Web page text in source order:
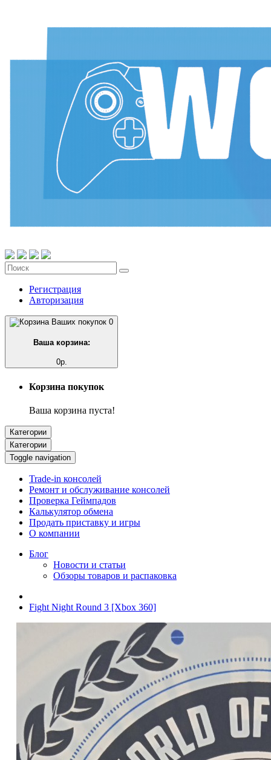
Регистрация
Авторизация
0
Ваша корзина:
0р.
Корзина покупок
Ваша корзина пуста!
Категории
Категории
Toggle navigation
Trade-in консолей
Ремонт и обслуживание консолей
Проверка Геймпадов
Калькулятор обмена
Продать приставку и игры
О компании
Блог
Новости и статьи
Обзоры товаров и распаковка
Fight Night Round 3 [Xbox 360]